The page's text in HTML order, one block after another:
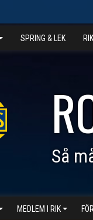
SPRING & LEK
Så
MEDLEM I RIK